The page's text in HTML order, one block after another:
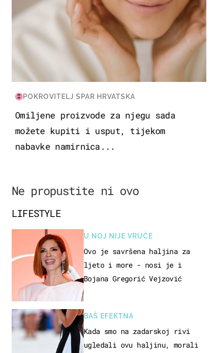
POKROVITELJ SPAR HRVATSKA
Omiljene proizvode za njegu sada
možete kupiti i usput, tijekom
nabavke namirnica...
Ne propustite ni ovo
LIFESTYLE
U NOJ NIJE VRUĆE
Ovo je savršena haljina za
ljeto i more - nosi je i
Bojana Gregorić Vejzović
BAŠ EFEKTNA
Kada smo na zadarskoj rivi
ugledali ovu haljinu, morali